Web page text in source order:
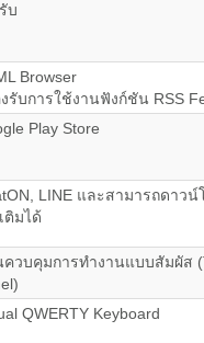
บ
Browser
รับการใช้งานฟังก์ชัน RSS
Play Store
LINE และสามารถดาว
ติมได้
วบคุมการทำงานแบบสัมผัส
QWERTY Keyboard